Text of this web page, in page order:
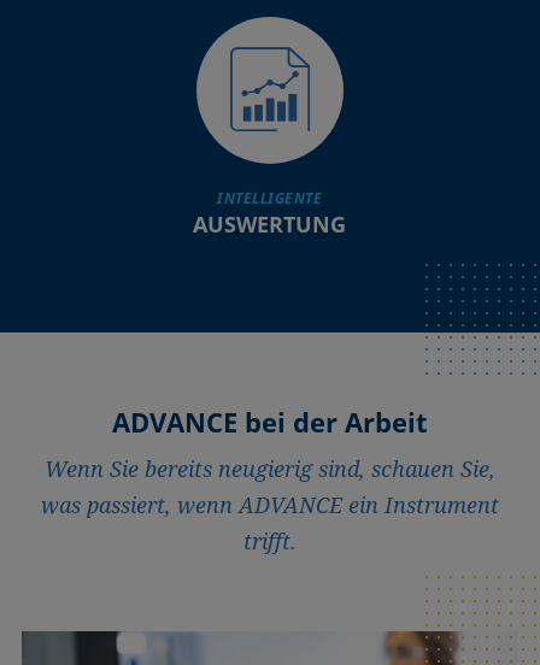
INTELLIGENTE
AUSWERTUNG
ADVANCE bei der Arbeit
Wenn Sie bereits neugierig sind, schauen Sie,
was passiert, wenn ADVANCE ein Instrument
trifft.